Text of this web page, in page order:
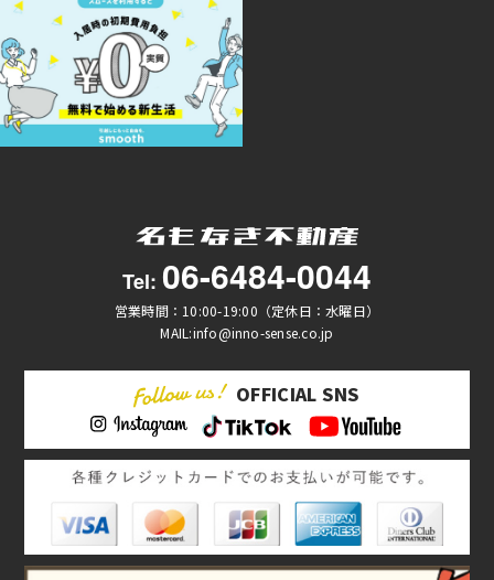
Tel: 06-6484-0044
営業時間：10:00-19:00（定休日：水曜日）
MAIL:info@inno-sense.co.jp
OFFICIAL SNS